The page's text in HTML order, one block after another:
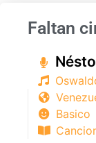
Faltan
Basico